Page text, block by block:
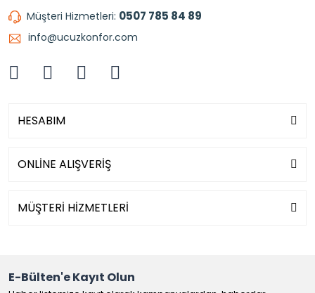
Müşteri Hizmetleri: 0507 785 84 89
info@ucuzkonfor.com
HESABIM
ONLİNE ALIŞVERİŞ
MÜŞTERİ HİZMETLERİ
E-Bülten'e Kayıt Olun